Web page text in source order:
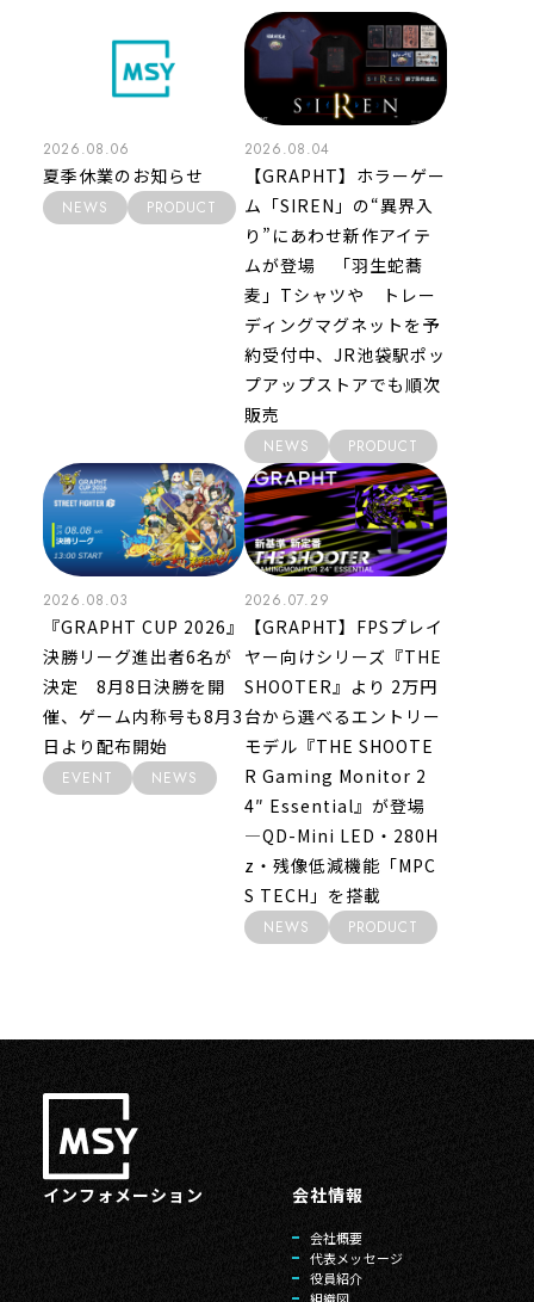
2026.08.06
夏季休業のお知らせ
NEWS PRODUCT
2026.08.04
【GRAPHT】ホラーゲー
ム「SIREN」の“異界入
り”にあわせ新作アイテ
ムが登場 「羽生蛇蕎
麦」Tシャツや トレー
ディングマグネットを予
約受付中、JR池袋駅ポッ
プアップストアでも順次
販売
NEWS PRODUCT
2026.08.03
『GRAPHT CUP 2026』
決勝リーグ進出者6名が
決定 8月8日決勝を開
催、ゲーム内称号も8月3
日より配布開始
EVENT NEWS
2026.07.29
【GRAPHT】FPSプレイ
ヤー向けシリーズ『THE
SHOOTER』より 2万円
台から選べるエントリー
モデル『THE SHOOTE
R Gaming Monitor 2
4″ Essential』が登場
―QD-Mini LED・280H
z・残像低減機能「MPC
S TECH」を搭載
NEWS PRODUCT
インフォメーション 会社情報
会社概要
代表メッセージ
役員紹介